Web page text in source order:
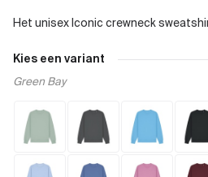
Kies een variant
Green Bay